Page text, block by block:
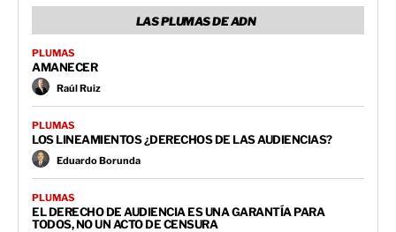
LAS PLUMAS DE ADN
PLUMAS
AMANECER
Raúl Ruiz
PLUMAS
LOS LINEAMIENTOS ¿DERECHOS DE LAS AUDIENCIAS?
Eduardo Borunda
PLUMAS
EL DERECHO DE AUDIENCIA ES UNA GARANTÍA PARA
TODOS, NO UN ACTO DE CENSURA